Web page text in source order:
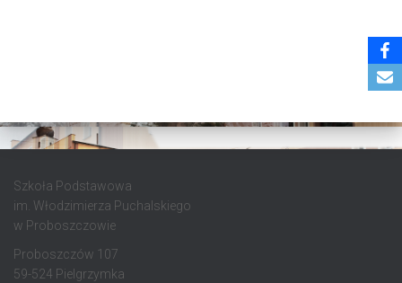
Szkoła Podstawowa
im. Włodzimierza Puchalskiego
w Proboszczowie
Proboszczów 107
59-524 Pielgrzymka